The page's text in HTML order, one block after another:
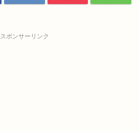
スポンサーリンク